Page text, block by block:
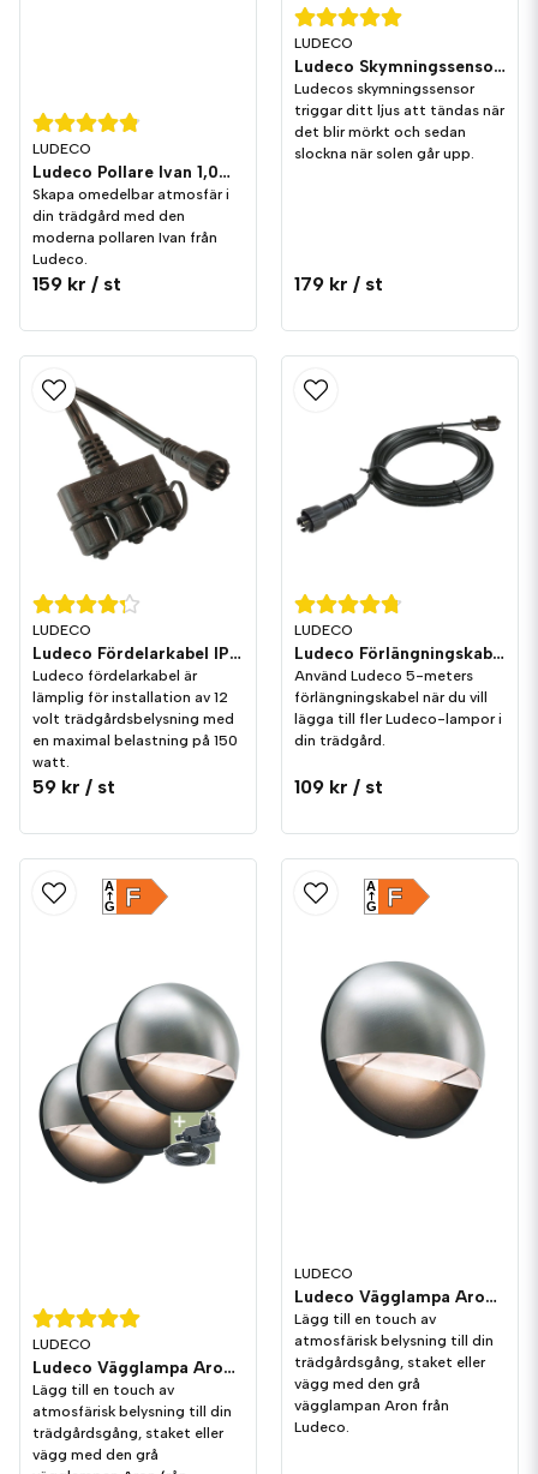
LUDECO
Ludeco Pollare Ivan 1,0W 90lm IP44
Skapa omedelbar atmosfär i
din trädgård med den
moderna pollaren Ivan från
Ludeco.
159 kr / st
LUDECO
Ludeco Skymningssensor IP44
Ludecos skymningssensor
triggar ditt ljus att tändas när
det blir mörkt och sedan
slockna när solen går upp.
179 kr / st
LUDECO
Ludeco Fördelarkabel IP44
Ludeco fördelarkabel är
lämplig för installation av 12
volt trädgårdsbelysning med
en maximal belastning på 150
watt.
59 kr / st
LUDECO
Ludeco Förlängningskabel 5m IP44
Använd Ludeco 5-meters
förlängningskabel när du vill
lägga till fler Ludeco-lampor i
din trädgård.
109 kr / st
LUDECO
Ludeco Vägglampa Aron 1,0W 90lm IP44 3-pack
Lägg till en touch av
atmosfärisk belysning till din
trädgårdsgång, staket eller
vägg med den grå
F
A
G
LUDECO
Ludeco Vägglampa Aron 1,0W 90lm IP44
Lägg till en touch av
atmosfärisk belysning till din
trädgårdsgång, staket eller
vägg med den grå
vägglampan Aron från
Ludeco.
F
A
G